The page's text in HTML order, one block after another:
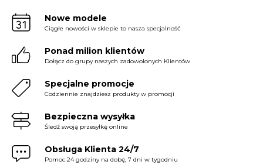
Nowe modele
Ciągłe nowości w sklepie to nasza specjalność
Ponad milion klientów
Dołącz do grupy naszych zadowolonych Klientów
Specjalne promocje
Codziennie znajdziesz produkty w promocji
Bezpieczna wysyłka
Śledź swoją przesyłkę online
Obsługa Klienta 24/7
Pomoc 24 godziny na dobę, 7 dni w tygodniu